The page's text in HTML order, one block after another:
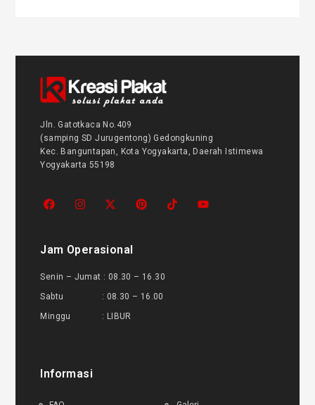
Jln. Gatotkaca No.409
(samping SD Jurugentong) Gedongkuning
Kec. Banguntapan, Kota Yogyakarta, Daerah Istimewa
Yogyakarta 55198
Jam Operasional
Senin – Jumat : 08.30 – 16.30
Sabtu : 08.30 – 16.00
Minggu : LIBUR
Informasi